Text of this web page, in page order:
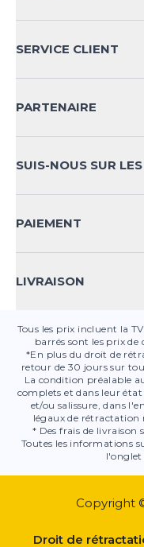
SERVICE CLIENT
CONTACT
SÉCURITÉ DES
PARTENAIRE
SUIS-NOUS SUR
PAIEMENT
LIVRAISON
Tous les prix incluent la
barrés sont les prix
*En plus du droit de
retour de 30 jours sur
La condition préalable
complets et dans leur
et/ou salissure, dans
légaux de rétractation
* Des frais de
Toutes les informations
l'onglet
Copyright
Droit de